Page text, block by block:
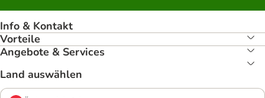
Info & Kontakt
Vorteile
Angebote & Services
Land auswählen